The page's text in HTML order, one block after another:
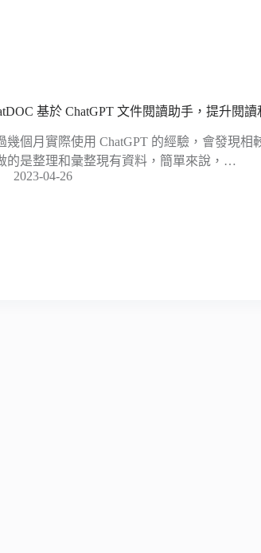
基於 ChatGPT 文件閱讀助手，提升閱
幾個月實際使用 ChatGPT 的經驗，會發現
的是整理和彙整現有資料，簡單來說，…
2023-04-26